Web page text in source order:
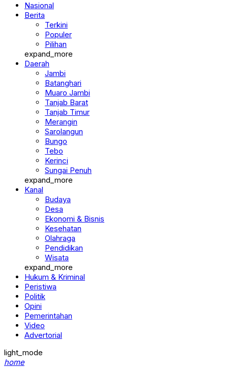
Nasional
Berita
Terkini
Populer
Pilihan
expand_more
Daerah
Jambi
Batanghari
Muaro Jambi
Tanjab Barat
Tanjab Timur
Merangin
Sarolangun
Bungo
Tebo
Kerinci
Sungai Penuh
expand_more
Kanal
Budaya
Desa
Ekonomi & Bisnis
Kesehatan
Olahraga
Pendidikan
Wisata
expand_more
Hukum & Kriminal
Peristiwa
Politik
Opini
Pemerintahan
Video
Advertorial
light_mode
home